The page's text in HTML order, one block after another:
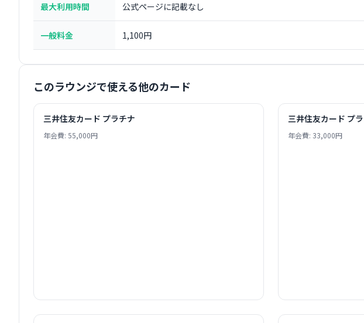
最大利用時間 公式ページに記載なし
一般料金 1,100円
このラウンジで使える他のカード
三井住友カード プラチナ
年会費: 55,000円
三井住友カード プ
年会費: 33,000円